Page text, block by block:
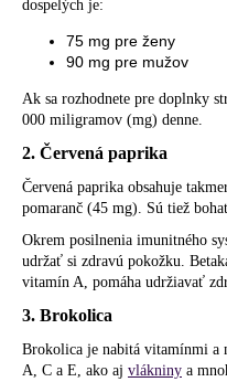
dospelých je:
75 mg pre ženy
90 mg pre mužov
Ak sa rozhodnete pre doplnky
000 miligramov (mg) denne.
2. Červená paprika
Červená paprika obsahuje
pomaranč (45 mg). Sú tiež
Okrem posilnenia imunitného
udržať si zdravú pokožku.
vitamín A, pomáha udržiavať
3. Brokolica
Brokolica je nabitá vitamínmi
A, C a E, ako aj vlákniny a